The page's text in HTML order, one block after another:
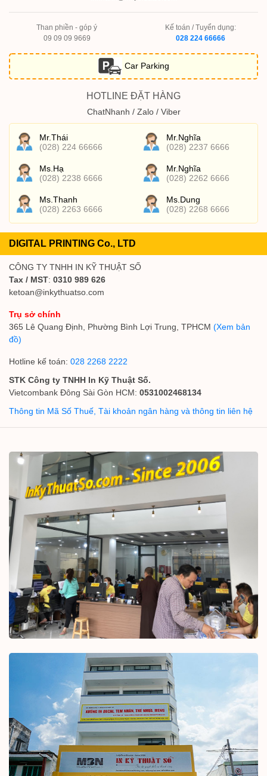
Than phiền - góp ý
09 09 09 9669
Kế toán / Tuyển dụng:
028 224 66666
Car Parking
HOTLINE ĐẶT HÀNG
ChatNhanh / Zalo / Viber
Mr.Thái
(028) 224 66666
Mr.Nghĩa
(028) 2237 6666
Ms.Hạ
(028) 2238 6666
Mr.Nghĩa
(028) 2262 6666
Ms.Thanh
(028) 2263 6666
Ms.Dung
(028) 2268 6666
DIGITAL PRINTING Co., LTD
CÔNG TY TNHH IN KỸ THUẬT SỐ
Tax / MST: 0310 989 626
ketoan@inkythuatso.com
Trụ sở chính
365 Lê Quang Định, Phường Bình Lợi Trung, TPHCM (Xem bản
đồ)
Hotline kế toán: 028 2268 2222
STK Công ty TNHH In Kỹ Thuật Số.
Vietcombank Đông Sài Gòn HCM: 0531002468134
Thông tin Mã Số Thuế, Tài khoản ngân hàng và thông tin liên hệ